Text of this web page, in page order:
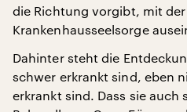
die Richtung vorgibt, mit
Krankenhausseelsorge
Dahinter steht die
schwer erkrankt sind, eben
erkrankt sind. Dass sie